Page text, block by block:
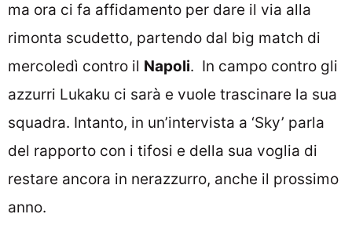
ma ora ci fa affidamento per dare il via alla
rimonta scudetto, partendo dal big match di
mercoledì contro il Napoli. In campo contro gli
azzurri Lukaku ci sarà e vuole trascinare la sua
squadra. Intanto, in un’intervista a ‘Sky’ parla
del rapporto con i tifosi e della sua voglia di
restare ancora in nerazzurro, anche il prossimo
anno.